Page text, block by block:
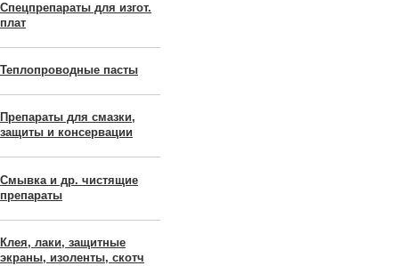
Спецпрепараты для изгот.
плат
Теплопроводные пасты
Препараты для смазки,
защиты и консервации
Смывка и др. чистящие
препараты
Клея, лаки, защитные
экраны, изоленты, скотч